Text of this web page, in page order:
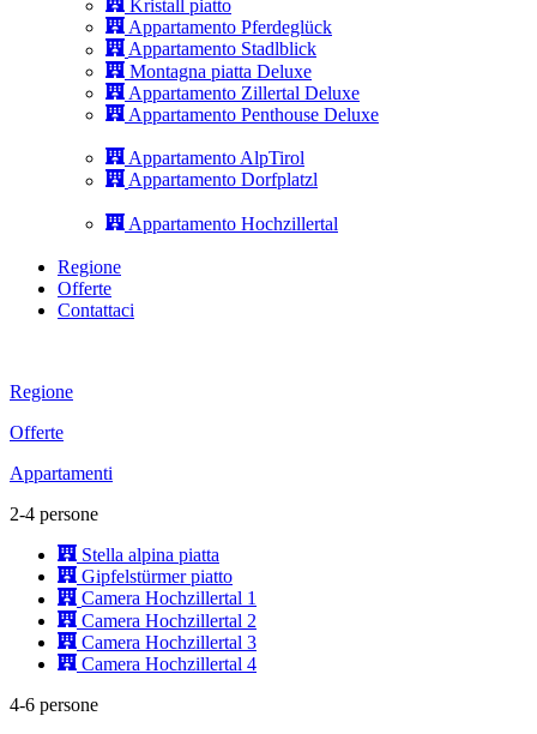
Kristall piatto
Appartamento Pferdeglück
Appartamento Stadlblick
Montagna piatta Deluxe
Appartamento Zillertal Deluxe
Appartamento Penthouse Deluxe
Appartamento AlpTirol
Appartamento Dorfplatzl
Appartamento Hochzillertal
Regione
Offerte
Contattaci
Regione
Offerte
Appartamenti
2-4 persone
Stella alpina piatta
Gipfelstürmer piatto
Camera Hochzillertal 1
Camera Hochzillertal 2
Camera Hochzillertal 3
Camera Hochzillertal 4
4-6 persone